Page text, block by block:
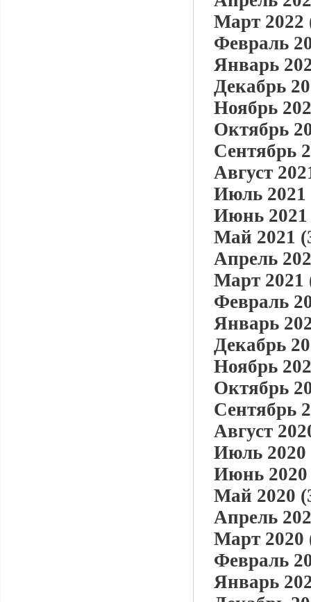
Март 2022
Февраль
Январь
Декабрь
Ноябрь
Октябрь
Сентябрь
Август
Июль 2021
Июнь 2021
Май 2021
Апрель
Март 2021
Февраль
Январь
Декабрь
Ноябрь
Октябрь
Сентябрь
Август
Июль 2020
Июнь 2020
Май 2020
Апрель
Март 2020
Февраль
Январь